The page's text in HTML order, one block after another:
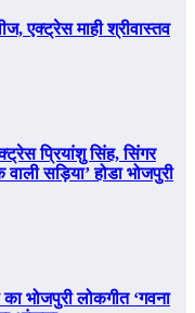
एक्ट्रेस माही श्रीवास्तव
प्रियांशु सिंह, सिंगर
वाली सड़िया’ होडा भोजपुरी
भोजपुरी लोकगीत ‘गवना